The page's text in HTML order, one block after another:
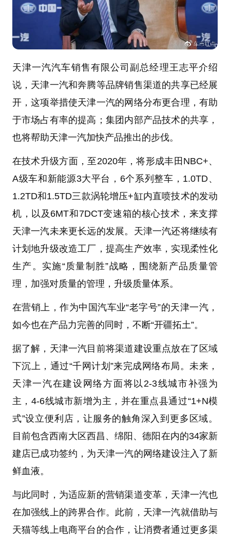
天津一汽汽车销售有限公司副总经理王志平介绍
说，天津一汽和奔腾等品牌销售渠道的共享已经展
开，这项举措使天津一汽的网络分布更合理，有助
于市场占有率的提高；集团内部产品技术的共享，
也将帮助天津一汽加快产品推出的步伐。
在技术升级方面，至2020年，将形成丰田NBC+、
A级车和新能源3大平台，6个系列整车，1.0TD、
1.2TD和1.5TD三款涡轮增压+缸内直喷技术的发动
机，以及6MT和7DCT变速箱的核心技术，来支撑
天津一汽未来更长远的发展。天津一汽还将继续有
计划地升级改造工厂，提高生产效率，实现柔性化
生产。实施“质量制胜”战略，围绕新产品质量管
理，加强对质量的管理，升级质量体系。
在营销上，作为中国汽车业“老字号”的天津一汽，
如今也在产品力完善的同时，不断“开疆拓土”。
据了解，天津一汽目前将渠道建设重点放在了区域
下沉上，通过“千网计划”来完成网络布局。未来，
天津一汽在建设网络方面将以2-3线城市补强为
主，4-6线城市新增为主，并在重点县通过“1+N模
式”设立便利店，让服务的触角深入到更多区域。
目前包含西南大区西昌、绵阳、德阳在内的34家新
建店已成功签约，为天津一汽的网络建设注入了新
鲜血液。
与此同时，为适应新的营销渠道变革，天津一汽也
在加强线上的跨界合作。此前，天津一汽就借助与
天猫等线上电商平台的合作，让消费者通过更多渠